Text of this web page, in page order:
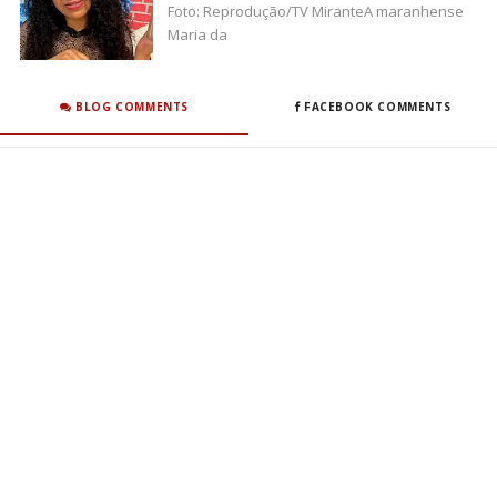
Foto: Reprodução/TV MiranteA maranhense
Maria da
BLOG COMMENTS FACEBOOK COMMENTS